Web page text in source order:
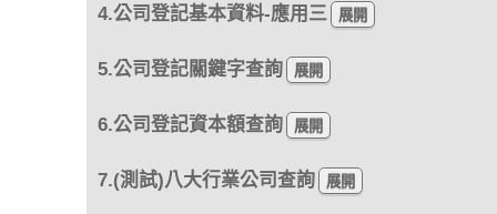
4.公司登記基本資料-應用三
5.公司登記關鍵字查詢
6.公司登記資本額查詢
7.(測試)八大行業公司查詢